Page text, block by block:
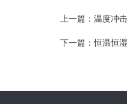
上一篇： 温度冲
下一篇：恒温恒